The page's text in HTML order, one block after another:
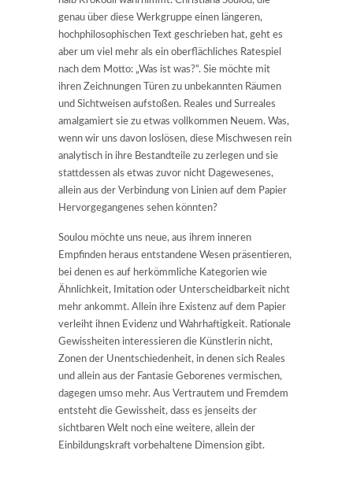
genau über diese Werkgruppe einen längeren,
hochphilosophischen Text geschrieben hat, geht es
aber um viel mehr als ein oberflächliches Ratespiel
nach dem Motto: „Was ist was?“. Sie möchte mit
ihren Zeichnungen Türen zu unbekannten Räumen
und Sichtweisen aufstoßen. Reales und Surreales
amalgamiert sie zu etwas vollkommen Neuem. Was,
wenn wir uns davon loslösen, diese Mischwesen rein
analytisch in ihre Bestandteile zu zerlegen und sie
stattdessen als etwas zuvor nicht Dagewesenes,
allein aus der Verbindung von Linien auf dem Papier
Hervorgegangenes sehen könnten?
Soulou möchte uns neue, aus ihrem inneren
Empfinden heraus entstandene Wesen präsentieren,
bei denen es auf herkömmliche Kategorien wie
Ähnlichkeit, Imitation oder Unterscheidbarkeit nicht
mehr ankommt. Allein ihre Existenz auf dem Papier
verleiht ihnen Evidenz und Wahrhaftigkeit. Rationale
Gewissheiten interessieren die Künstlerin nicht,
Zonen der Unentschiedenheit, in denen sich Reales
und allein aus der Fantasie Geborenes vermischen,
dagegen umso mehr. Aus Vertrautem und Fremdem
entsteht die Gewissheit, dass es jenseits der
sichtbaren Welt noch eine weitere, allein der
Einbildungskraft vorbehaltene Dimension gibt.